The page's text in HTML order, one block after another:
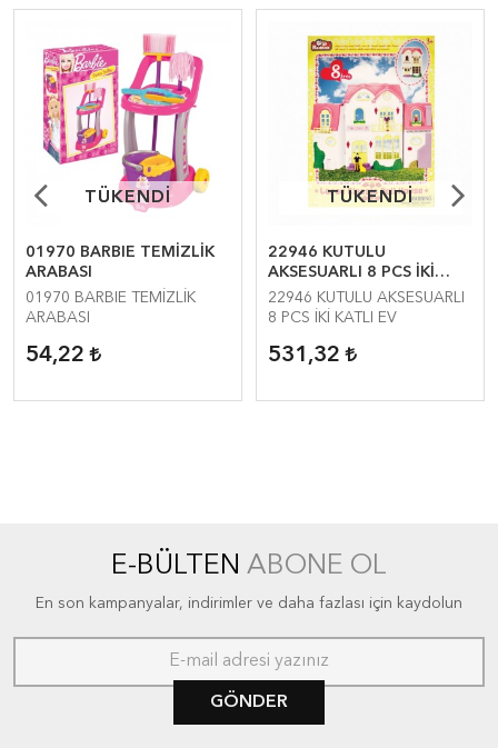
TÜKENDİ
TÜKENDİ
01970 BARBIE TEMİZLİK
ARABASI
01970 BARBIE TEMİZLİK
ARABASI
54,22
TÜKENDİ
TÜKENDİ
22946 KUTULU
AKSESUARLI 8 PCS İKİ
KATLI EV
22946 KUTULU AKSESUARLI
8 PCS İKİ KATLI EV
531,32
E-BÜLTEN ABONE OL
En son kampanyalar, indirimler ve daha fazlası için kaydolun
GÖNDER